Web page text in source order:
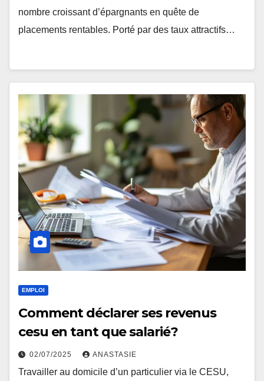
nombre croissant d’épargnants en quête de
placements rentables. Porté par des taux attractifs…
EMPLOI
Comment déclarer ses revenus
cesu en tant que salarié ?
02/07/2025 ANASTASIE
Travailler au domicile d’un particulier via le CESU,